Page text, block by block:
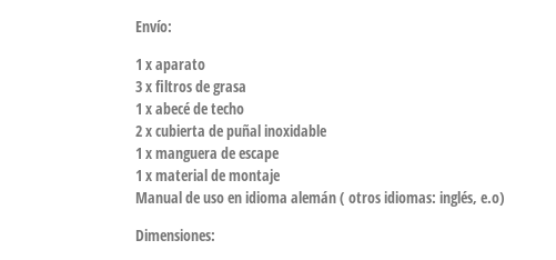
Envío:
1 x aparato
3 x filtros de grasa
1 x abecé de techo
2 x cubierta de puñal inoxidable
1 x manguera de escape
1 x material de montaje
Manual de uso en idioma alemán ( otros idiomas: inglés, e.o)
Dimensiones: